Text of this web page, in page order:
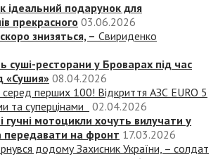
ідеальний подарунок для
прекрасного 03.06.2026
знизяться, – Свириденко
суші-ресторани у Броварах під час
«Сушия» 08.04.2026
серед перших 100! Відкриття АЗС EURO 5
та суперцінами
02.04.2026
гучні мотоцикли хочуть вилучати у
передавати на фронт 17.03.2026
додому Захисник України, – солдат